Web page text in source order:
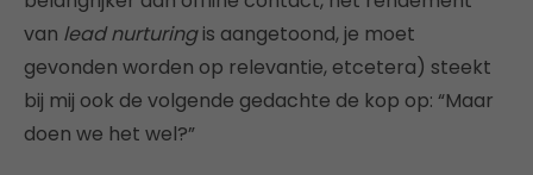
van lead nurturingis aangetoond, je moet
gevonden worden op relevantie, etcetera) steekt
bij mij ook de volgende gedachte de kop op: “Maar
doen we het wel?”